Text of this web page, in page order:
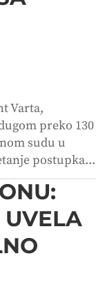
Varta,
preko 130
sudu u
postupka...
UVELA